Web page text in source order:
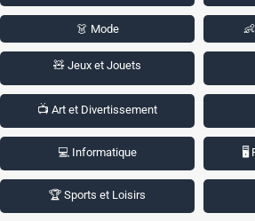
👗 Mode
🧸 Jeux et Jouets
📺 Art et Divertissement
💻 Informatique 🖥️
🏆 Sports et Loisirs